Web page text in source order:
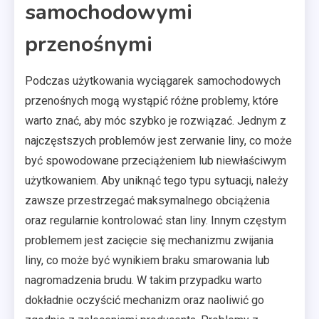
samochodowymi
przenośnymi
Podczas użytkowania wyciągarek samochodowych
przenośnych mogą wystąpić różne problemy, które
warto znać, aby móc szybko je rozwiązać. Jednym z
najczęstszych problemów jest zerwanie liny, co może
być spowodowane przeciążeniem lub niewłaściwym
użytkowaniem. Aby uniknąć tego typu sytuacji, należy
zawsze przestrzegać maksymalnego obciążenia
oraz regularnie kontrolować stan liny. Innym częstym
problemem jest zacięcie się mechanizmu zwijania
liny, co może być wynikiem braku smarowania lub
nagromadzenia brudu. W takim przypadku warto
dokładnie oczyścić mechanizm oraz naoliwić go